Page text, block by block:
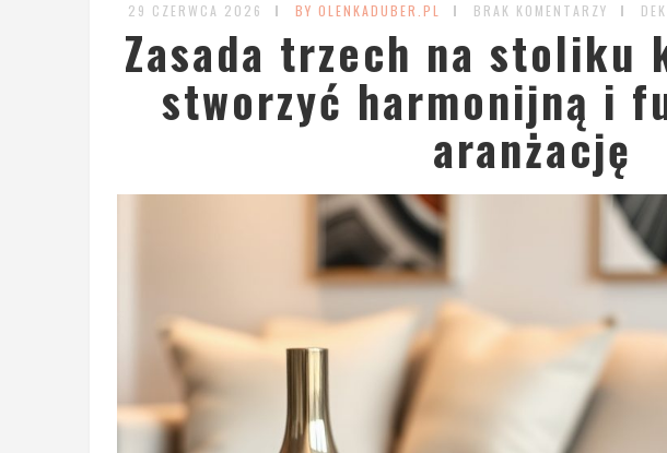
29 CZERWCA 2026 BY OLENKADUBER.PL BRAK KOMENTARZY
Zasada trzech na stoliku
stworzyć harmonijną i
aranżację